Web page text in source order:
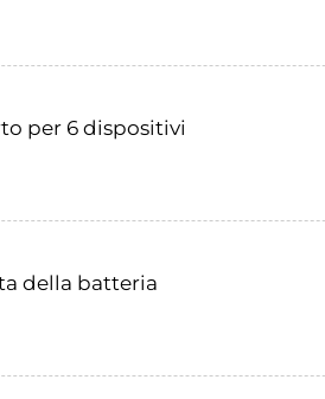
per 6 dispositivi
della batteria